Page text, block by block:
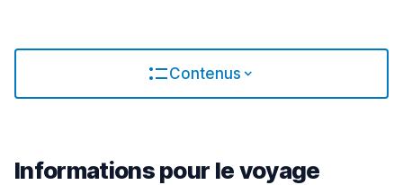
Contenus
Informations pour le voyage